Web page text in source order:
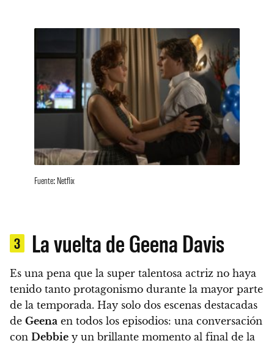
Fuente: Netflix
3 La vuelta de Geena Davis
Es una pena que la super talentosa actriz no haya
tenido tanto protagonismo durante la mayor parte
de la temporada. Hay solo dos escenas destacadas
de Geena en todos los episodios: una conversación
con Debbie y un brillante momento al final de la